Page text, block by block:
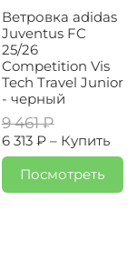
Ветровка adidas
Juventus FC
25/26
Competition Vis
Tech Travel Junior
- черный
9 461 ₽
6 313 ₽ – Купить
Посмотреть